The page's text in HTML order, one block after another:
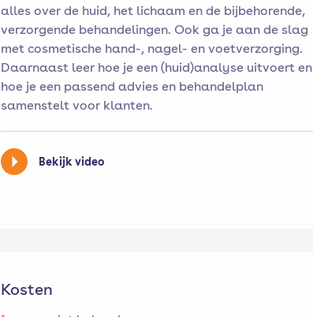
alles over de huid, het lichaam en de bijbehorende,
verzorgende behandelingen. Ook ga je aan de slag
met cosmetische hand-, nagel- en voetverzorging.
Daarnaast leer hoe je een (huid)analyse uitvoert en
hoe je een passend advies en behandelplan
samenstelt voor klanten.
Bekijk video
Kosten